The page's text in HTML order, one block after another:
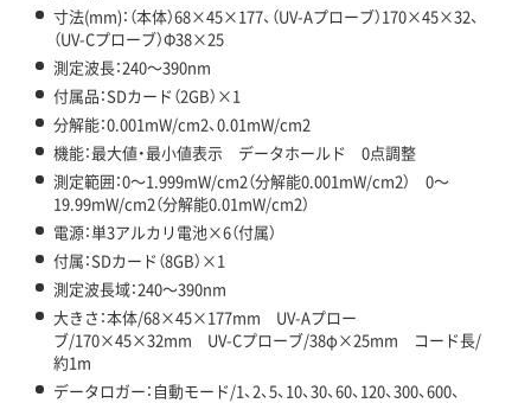
寸法(mm)：（本体）68×45×177、（UV-Aプローブ）170×45×32、
（UV-Cプローブ）Φ38×25
測定波長：240～390nm
付属品：SDカード（2GB）×1
分解能：0.001mW/cm2、0.01mW/cm2
機能：最大値・最小値表示 データホールド 0点調整
測定範囲：0～1.999mW/cm2（分解能0.001mW/cm2） 0～
19.99mW/cm2（分解能0.01mW/cm2）
電源：単3アルカリ電池×6（付属）
付属：SDカード（8GB）×1
測定波長域：240～390nm
大きさ：本体/68×45×177mm UV-Aプロー
ブ/170×45×32mm UV-Cプローブ/38φ×25mm コード長/
約1m
データロガー：自動モード/1、2、5、10、30、60、120、300、600、